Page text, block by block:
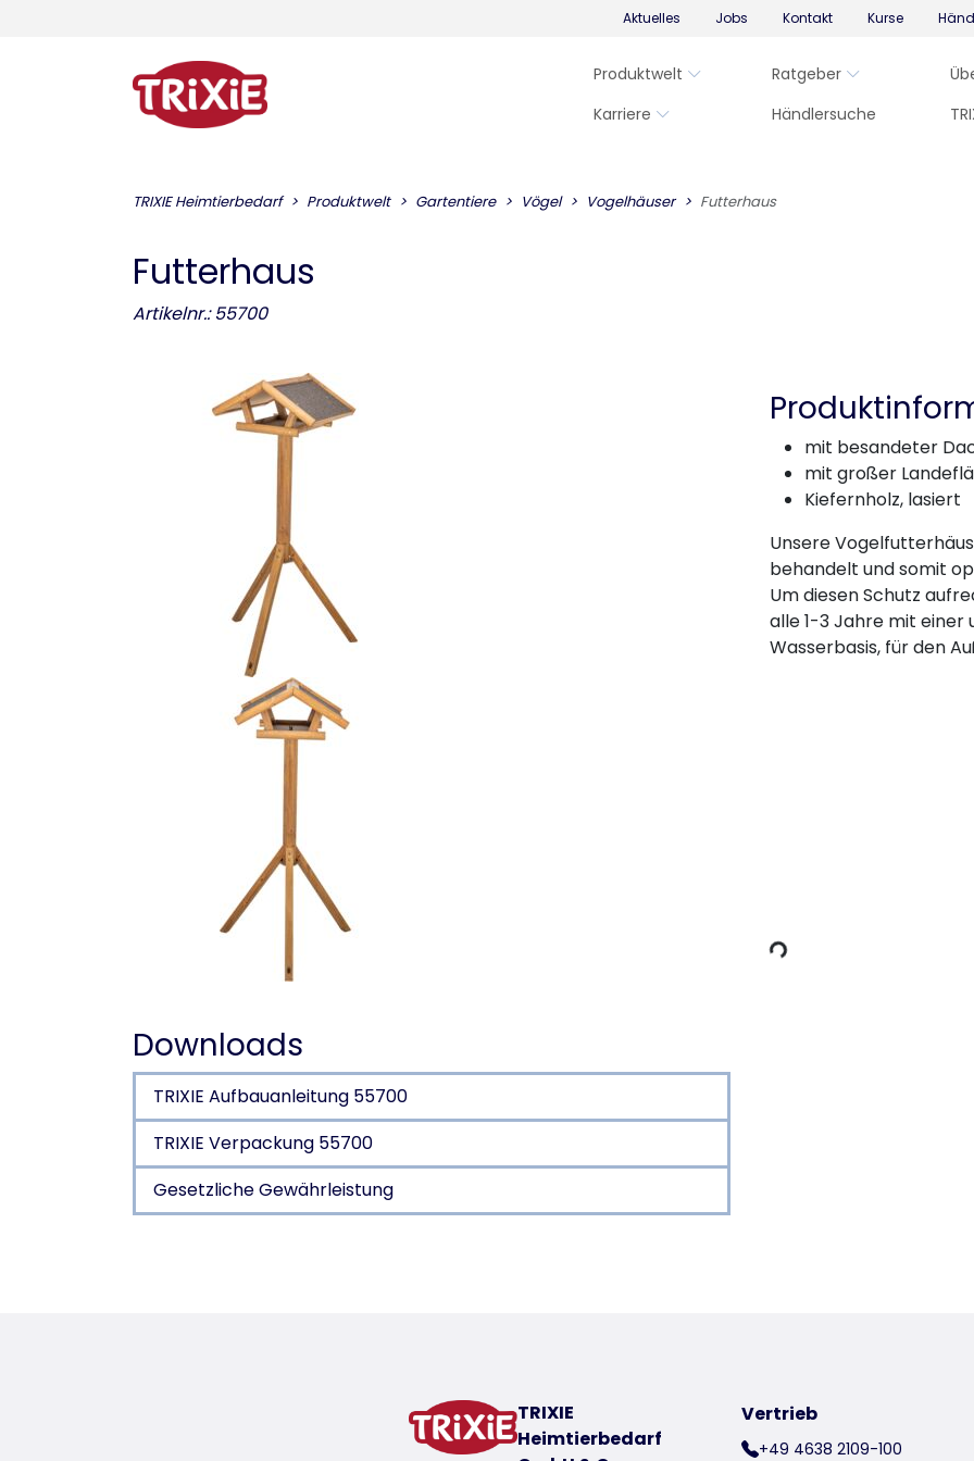
Aktuelles Jobs Kontakt Kurse
Produktwelt Ratgeber
Karriere
Händlersuche
TRIXIE Heimtierbedarf Produktwelt Gartentiere Vögel Vogelhäuser Futterhaus
Futterhaus
Artikelnr.: 55700
mit besandeter
mit großer
Kiefernholz, lasiert
Unsere
behandelt und somit
Um diesen Schutz
alle 1-3 Jahre mit
Wasserbasis, für den
Downloads
TRIXIE Aufbauanleitung 55700
TRIXIE Verpackung 55700
Gesetzliche Gewährleistung
Unsere Vogelfutterhäuser sind mit einer ungiftigen Lasur behandelt und somit optimal gegen
TRIXIE
Heimtierbedarf
Vertrieb
+49 4638 2109-100